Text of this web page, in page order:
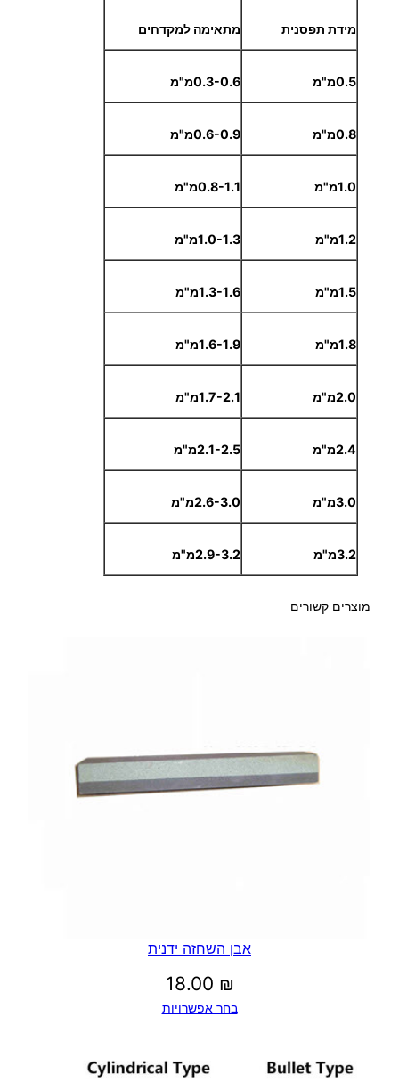
מידת תפסנית מתאימה למקדחים
0.5מ"מ 0.3-0.6מ"מ
0.8מ"מ 0.6-0.9מ"מ
1.0מ"מ 0.8-1.1מ"מ
1.2מ"מ 1.0-1.3מ"מ
1.5מ"מ 1.3-1.6מ"מ
1.8מ"מ 1.6-1.9מ"מ
2.0מ"מ 1.7-2.1מ"מ
2.4מ"מ 2.1-2.5מ"מ
3.0מ"מ 2.6-3.0מ"מ
3.2מ"מ 2.9-3.2מ"מ
מוצרים קשורים
אבן השחזה ידנית
18.00 ₪
בחר אפשרויות